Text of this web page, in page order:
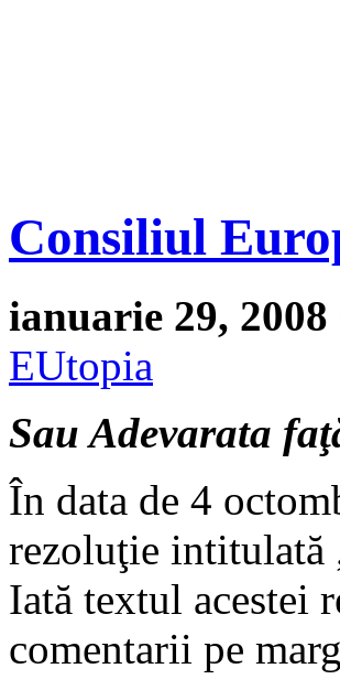
Consiliul
ianuarie 29, 2008
EUtopia
Sau Adevarata
În data de 4
rezoluţie intitulată
Iată textul acestei
comentarii pe